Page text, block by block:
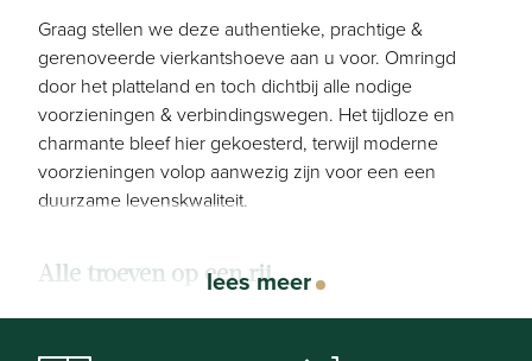
Graag stellen we deze authentieke, prachtige &
gerenoveerde vierkantshoeve aan u voor. Omringd
door het platteland en toch dichtbij alle nodige
voorzieningen & verbindingswegen. Het tijdloze en
charmante bleef hier gekoesterd, terwijl moderne
voorzieningen volop aanwezig zijn voor een een
duurzame levenskwaliteit.
Alle troeven op een rij
4 slaapkamers
lees meer